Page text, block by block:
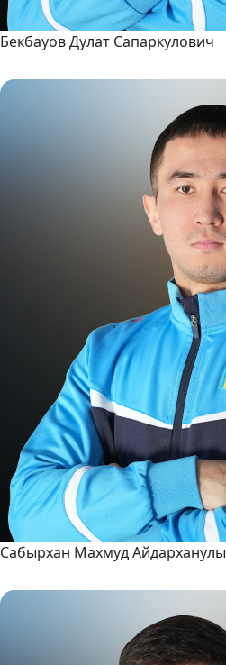
Бекбауов Дулат Сапаркулович
Сабырхан Махмуд Айдарханулы